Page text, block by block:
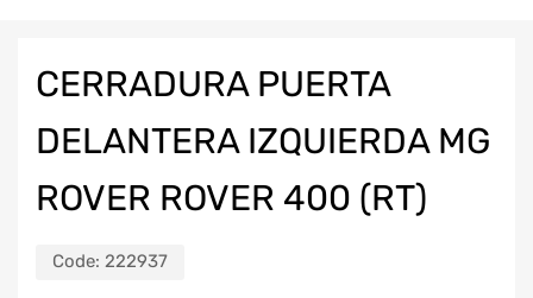
CERRADURA PUERTA
DELANTERA IZQUIERDA MG
ROVER ROVER 400 (RT)
Code: 222937